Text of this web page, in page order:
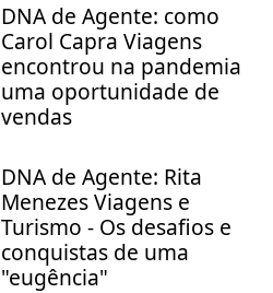
DNA de Agente: como
Carol Capra Viagens
encontrou na pandemia
uma oportunidade de
vendas
DNA de Agente: Rita
Menezes Viagens e
Turismo - Os desafios e
conquistas de uma
"eugência"